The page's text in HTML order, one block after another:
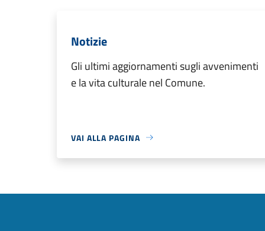
Notizie
Gli ultimi aggiornamenti sugli avvenimenti
e la vita culturale nel Comune.
VAI ALLA PAGINA